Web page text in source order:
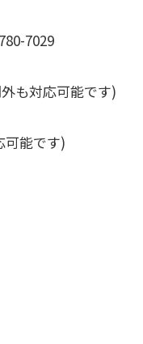
7029
も対応可能です)
可能です)